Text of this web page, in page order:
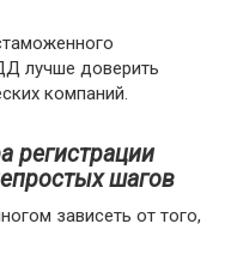
лучше доверить
компаний.
регистрации
шагов
зависеть от того,